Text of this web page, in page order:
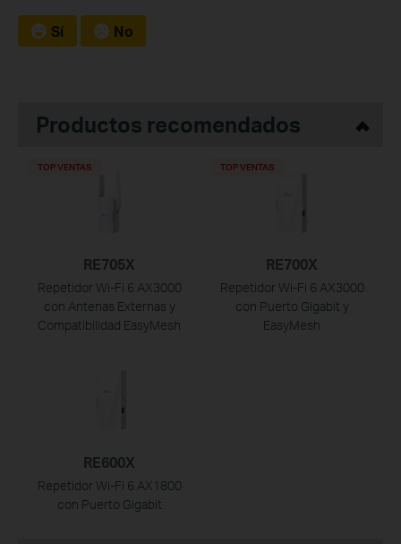
Sí No
Productos recomendados
RE705X
Repetidor Wi-Fi 6 AX3000
con Antenas Externas y
Compatibilidad EasyMesh
TOP VENTAS
RE700X
Repetidor Wi-Fi 6 AX3000
con Puerto Gigabit y
EasyMesh
TOP VENTAS
RE600X
Repetidor Wi-Fi 6 AX1800
con Puerto Gigabit